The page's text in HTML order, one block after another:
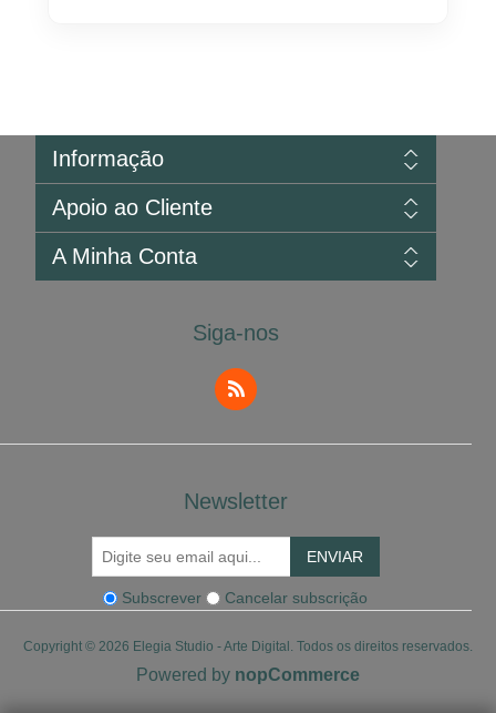
Informação
Envios e Devoluções
Privacidade
Condições de Uso
Sobre Nós
Apoio ao Cliente
Blog
A Minha Conta
Siga-nos
Newsletter
ENVIAR
Subscrever Cancelar subscrição
Copyright © 2026 Elegia Studio - Arte Digital. Todos os direitos reservados.
Powered by nopCommerce